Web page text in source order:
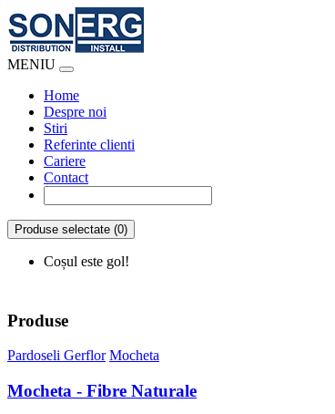
MENIU
Home
Despre noi
Stiri
Referinte clienti
Cariere
Contact
Produse selectate (0)
Coșul este gol!
Produse
Pardoseli Gerflor Mocheta
Mocheta - Fibre Naturale